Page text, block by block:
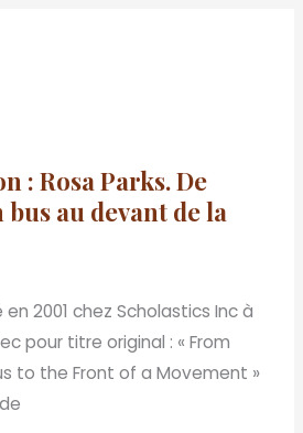
: Rosa Parks. De
bus au devant de la
2001 chez Scholastics Inc à
pour titre original : « From
to the Front of a Movement »